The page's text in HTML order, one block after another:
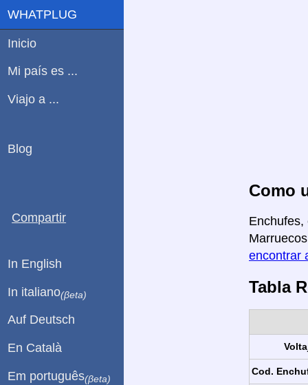
Como
Enchufes,
encontrar
Tabla
Cod.
WHATPLUG
Inicio
Mi país es ...
Viajo a ...
Blog
Compartir
In English
In italiano(βeta)
Auf Deutsch
En Català
Em português(βeta)